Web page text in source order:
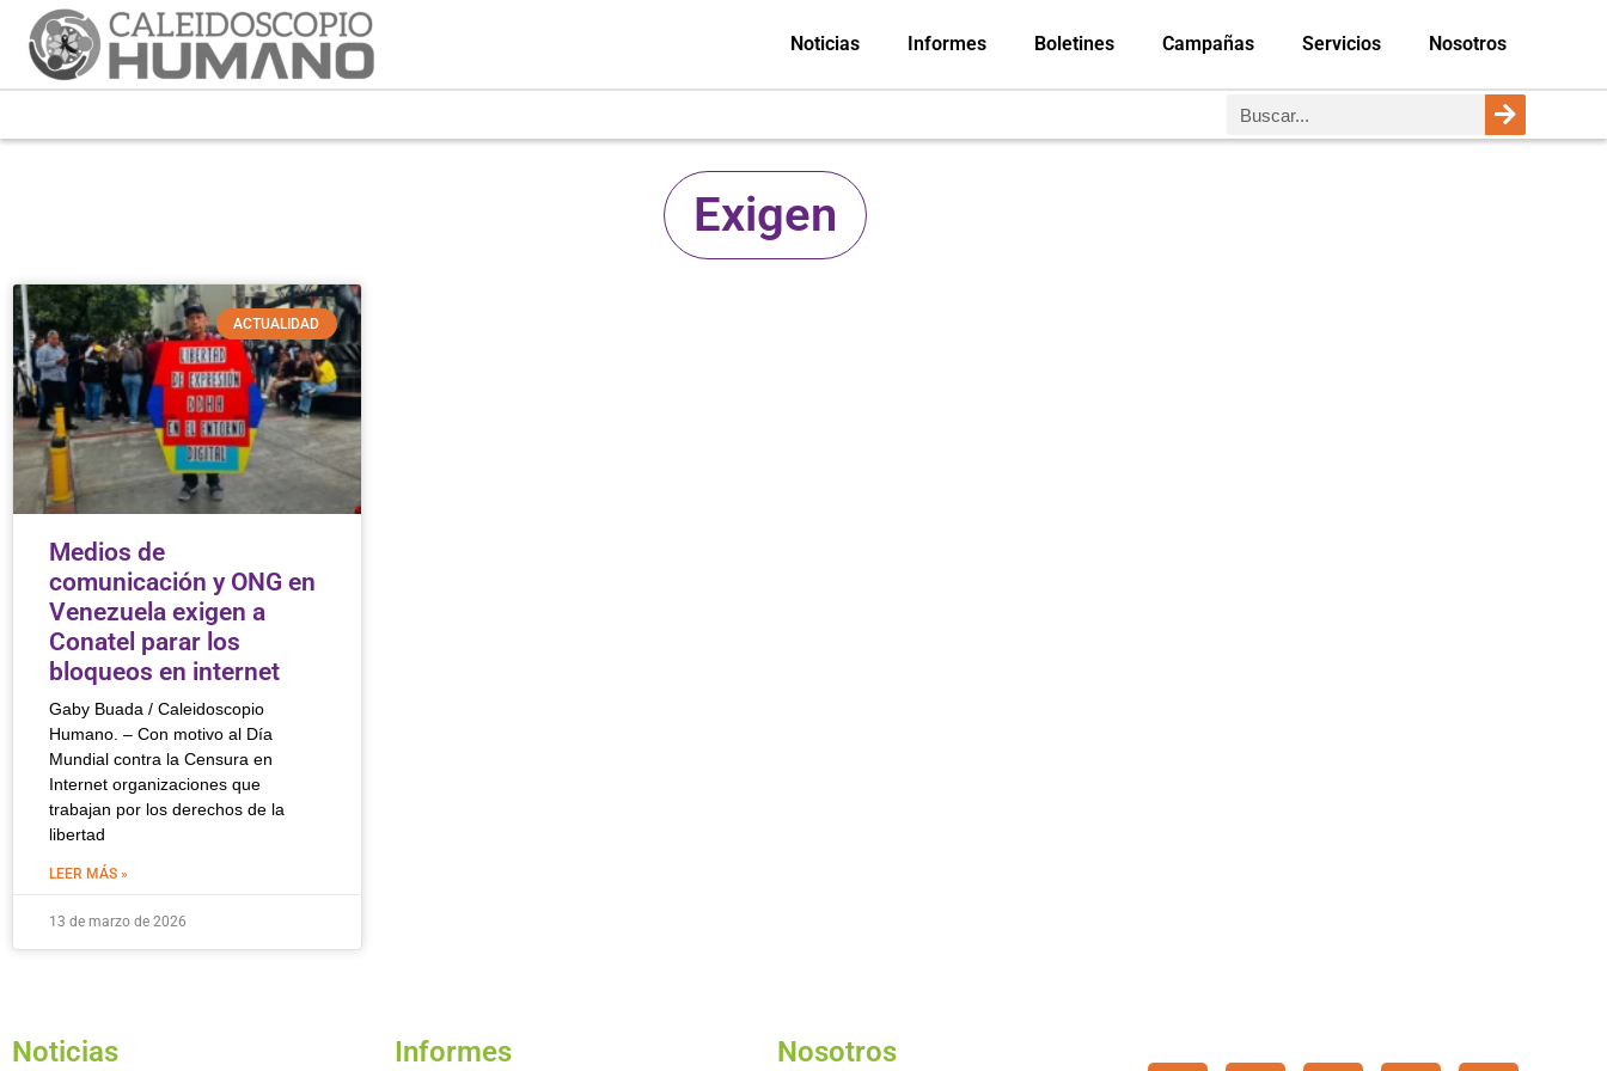
Noticias Informes Boletines Campañas Servicios Nosotros
Exigen
ACTUALIDAD
Medios de
comunicación y ONG en
Venezuela exigen a
Conatel parar los
bloqueos en internet
Gaby Buada / Caleidoscopio
Humano. – Con motivo al Día
Mundial contra la Censura en
Internet organizaciones que
trabajan por los derechos de la
libertad
LEER MÁS »
13 de marzo de 2026
Noticias Informes Nosotros